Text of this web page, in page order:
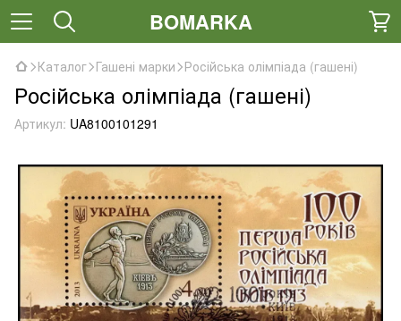
BOMARKA
Каталог Гашені марки Російська олімпіада (гашені)
Російська олімпіада (гашені)
Артикул: UA8100101291